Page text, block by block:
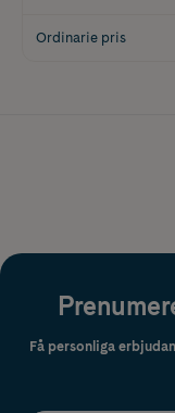
Ordinarie pris
Få personliga